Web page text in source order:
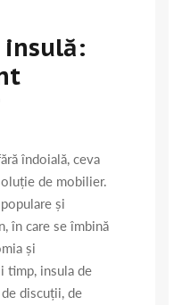
insulă:
îndoială, ceva
de mobilier.
și
în care se îmbină
și
timp, insula de
discuții, de